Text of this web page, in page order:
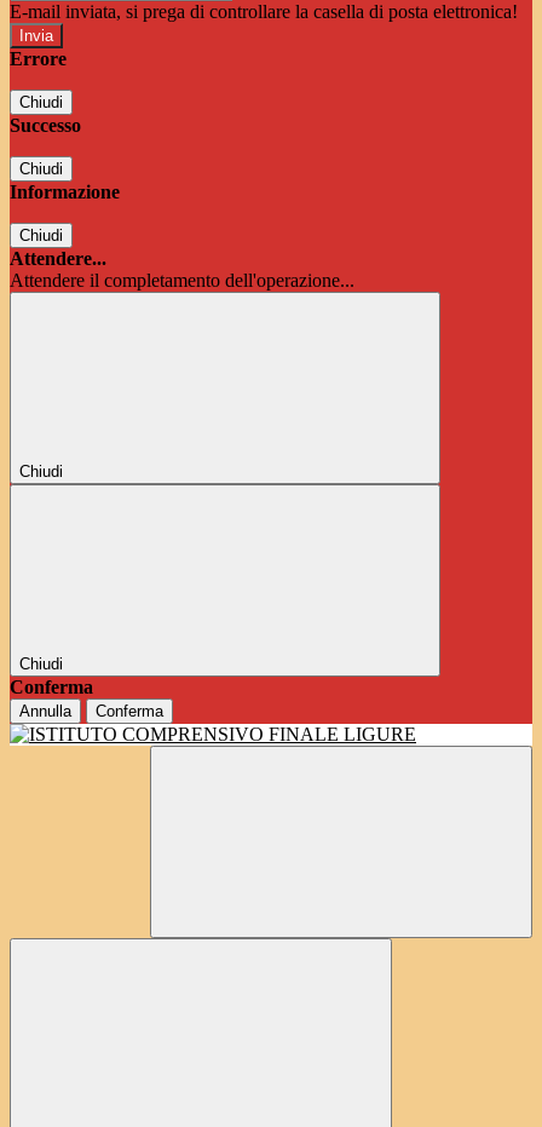
E-mail inviata, si prega di controllare la casella di posta elettronica!
Errore
Chiudi
Successo
Chiudi
Informazione
Chiudi
Attendere...
Attendere il completamento dell'operazione...
Chiudi
Chiudi
Conferma
Annulla Conferma